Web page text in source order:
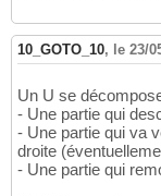
10_GOTO_10, le 23/
Un U se
- Une partie qui
- Une partie qui va
droite
- Une partie qui